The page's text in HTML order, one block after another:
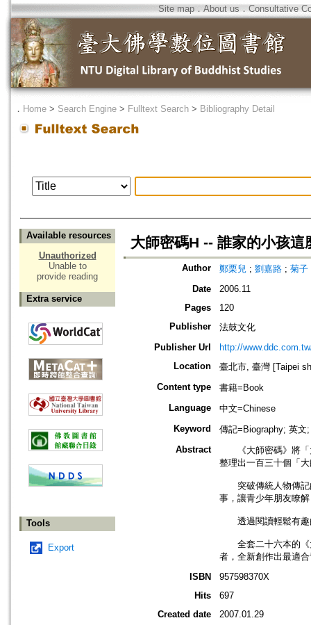
Site map．About us ． Consultative
． Home > Search Engine > Fulltext Search > Bibliography Detail
Available resources
Unauthorized
Unable to
provide reading
Extra service
Tools
Export
大師密碼H -- 誰家的小孩這
Author 鄭栗兒 ; 劉嘉路 ; 菊子
Date
2006.11
Pages
120
Publisher
法鼓文化
Publisher Url
http://
Location
臺北市, 臺灣 [Taipei
Content type
書籍=Book
Language
中文=Chinese
Keyword
傳記=Biography; 英文
Abstract
《大師密碼》將「
整理出一百三十個「
突破傳統人物傳記
事，讓青少年朋友瞭
透過閱讀輕鬆有趣
全套二十六本的《
者，全新創作出最適
ISBN
957598370X
Hits
697
Created date
2007.01.29